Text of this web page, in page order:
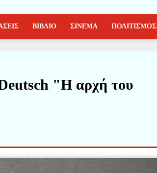
ΒΙΒΛΙΟ ΣΙΝΕΜΑ ΠΟΛΙΤΙΣΜΟΣ
"Η αρχή του